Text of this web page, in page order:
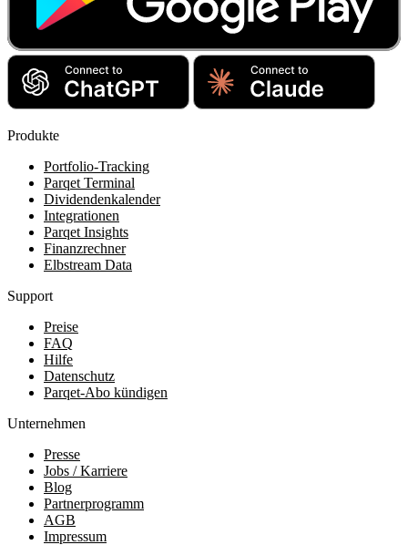
Produkte
Portfolio-Tracking
Parqet Terminal
Dividendenkalender
Integrationen
Parqet Insights
Finanzrechner
Elbstream Data
Support
Preise
FAQ
Hilfe
Datenschutz
Parqet-Abo kündigen
Unternehmen
Presse
Jobs / Karriere
Blog
Partnerprogramm
AGB
Impressum